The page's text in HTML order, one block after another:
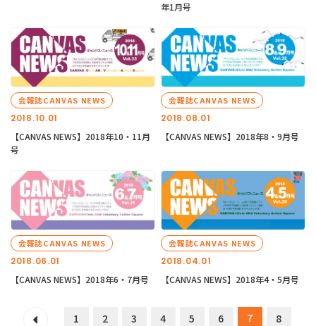
年1月号
2018.10.01
会報誌CANVAS NEWS
【CANVAS NEWS】2018年10・11月
号
2018.08.01
会報誌CANVAS NEWS
【CANVAS NEWS】2018年8・9月号
2018.06.01
会報誌CANVAS NEWS
【CANVAS NEWS】2018年6・7月号
2018.04.01
会報誌CANVAS NEWS
【CANVAS NEWS】2018年4・5月号
1 2 3 4 5 6 7
8